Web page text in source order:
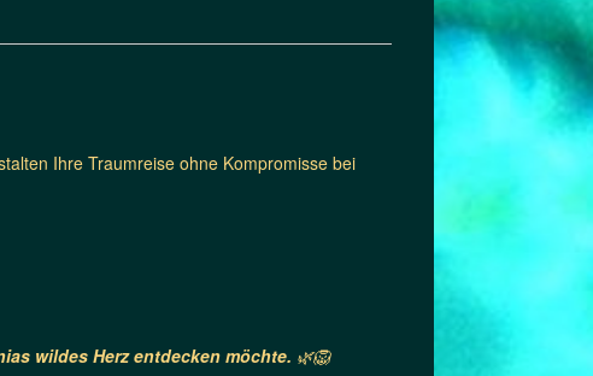
Ihre Traumreise ohne Kompromisse bei
wildes Herz entdecken möchte. 🌿🦁